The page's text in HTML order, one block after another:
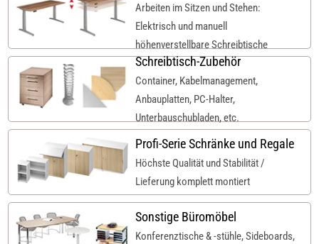
Arbeiten im Sitzen und Stehen:
Elektrisch und manuell
höhenverstellbare Schreibtische
Schreibtisch-Zubehör
Container, Kabelmanagement,
Anbauplatten, PC-Halter,
Unterbauschubladen, etc.
Profi-Serie Schränke und Regale
Höchste Qualität und Stabilität /
Lieferung komplett montiert
Sonstige Büromöbel
Konferenztische & -stühle, Sideboards,